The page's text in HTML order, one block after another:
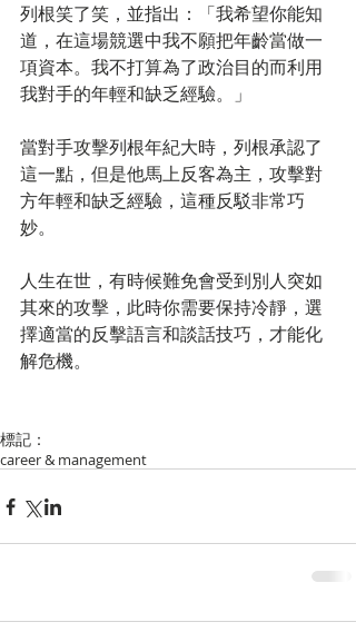
列根笑了笑，並指出：「我希望你能知
道，在這場競選中我不願把年齡當做一
項資本。我不打算為了政治目的而利用
我對手的年輕和缺乏經驗。」
當對手攻擊列根年紀大時，列根承認了
這一點，但是他馬上反客為主，攻擊對
方年輕和缺乏經驗，這種反駁非常巧
妙。
人生在世，有時候難免會受到別人突如
其來的攻擊，此時你需要保持冷靜，選
擇適當的反擊語言和談話技巧，才能化
解危機。
標記：
career & management